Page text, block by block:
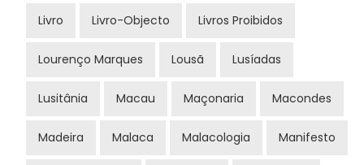
Livro Livro-Objecto Livros Proibidos
Lourenço Marques Lousã Lusíadas
Lusitânia Macau Maçonaria Macondes
Madeira Malaca Malacologia Manifesto